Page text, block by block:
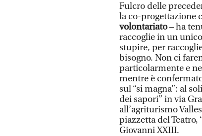
Fulcro delle
la co-progettazione
volontariato– ha
raccoglie in un
stupire, per
bisogno. Non ci
particolarmente e
mentre è
sul “si magna”: al
dei sapori” in via
all’agriturismo
piazzetta del Teatro,
Giovanni XXIII.